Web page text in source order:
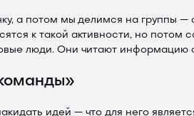
а потом мы делимся на группы
к такой активности, но
люди. Они читают
идей — что для него